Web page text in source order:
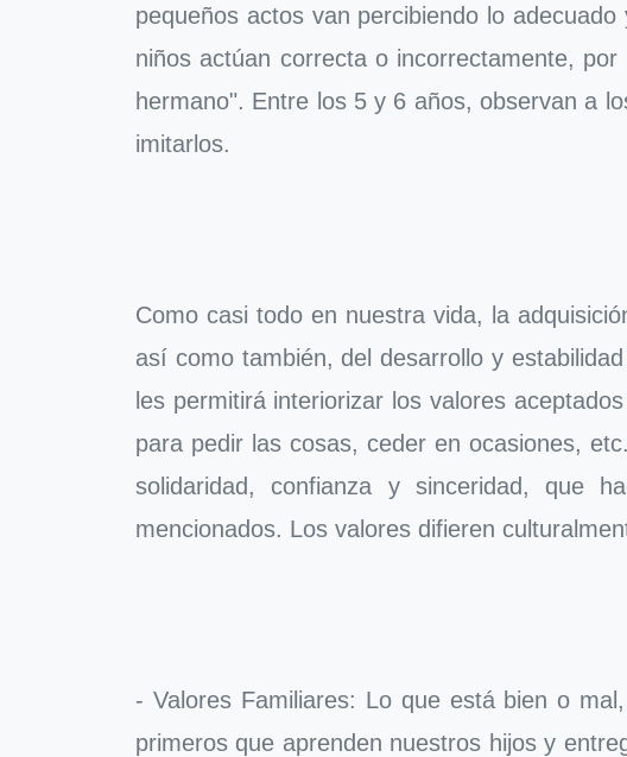
pequeños actos van percibiendo lo
niños actúan correcta o incorrectamente,
hermano". Entre los 5 y 6 años, observan a
imitarlos.
Como casi todo en nuestra vida, la
así como también, del desarrollo y
les permitirá interiorizar los valores
para pedir las cosas, ceder en ocasiones,
solidaridad, confianza y sinceridad, que
mencionados. Los valores difieren
- Valores Familiares: Lo que está bien o
primeros que aprenden nuestros hijos y